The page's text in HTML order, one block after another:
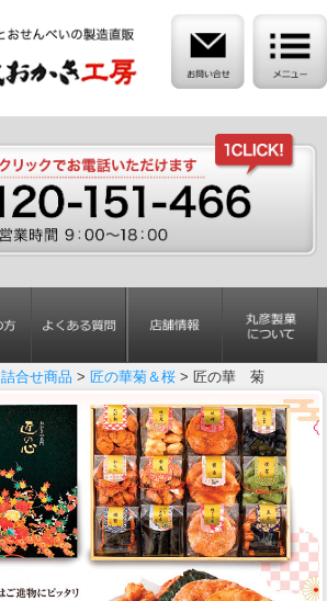
詰合せ商品 > 匠の華菊＆桜 > 匠の華 菊